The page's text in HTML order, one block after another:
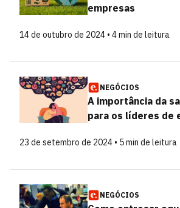
empresas
14 de outubro de 2024 • 4 min de leitura
NEGÓCIOS
A importância da
para os líderes de
23 de setembro de 2024 • 5 min de leitura
NEGÓCIOS